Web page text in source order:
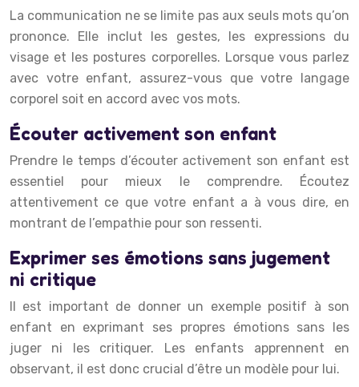
La communication ne se limite pas aux seuls mots qu’on
prononce. Elle inclut les gestes, les expressions du
visage et les postures corporelles. Lorsque vous parlez
avec votre enfant, assurez-vous que votre langage
corporel soit en accord avec vos mots.
Écouter activement son enfant
Prendre le temps d’écouter activement son enfant est
essentiel pour mieux le comprendre. Écoutez
attentivement ce que votre enfant a à vous dire, en
montrant de l’empathie pour son ressenti.
Exprimer ses émotions sans jugement
ni critique
Il est important de donner un exemple positif à son
enfant en exprimant ses propres émotions sans les
juger ni les critiquer. Les enfants apprennent en
observant, il est donc crucial d’être un modèle pour lui.